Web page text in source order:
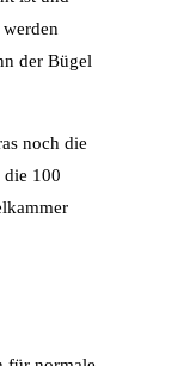
der Bügel
noch die
die 100